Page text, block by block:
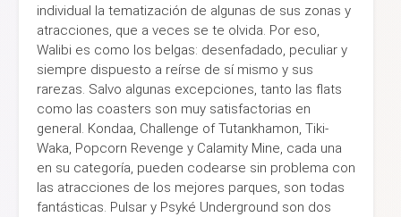
individual la tematización de algunas de sus zonas y
atracciones, que a veces se te olvida. Por eso,
Walibi es como los belgas: desenfadado, peculiar y
siempre dispuesto a reírse de sí mismo y sus
rarezas. Salvo algunas excepciones, tanto las flats
como las coasters son muy satisfactorias en
general. Kondaa, Challenge of Tutankhamon, Tiki-
Waka, Popcorn Revenge y Calamity Mine, cada una
en su categoría, pueden codearse sin problema con
las atracciones de los mejores parques, son todas
fantásticas. Pulsar y Psyké Underground son dos